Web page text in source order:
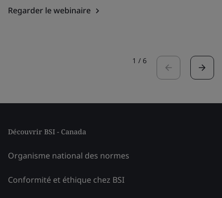
Regarder le webinaire
1 / 6
Découvrir BSI - Canada
Organisme national des normes
Conformité et éthique chez BSI